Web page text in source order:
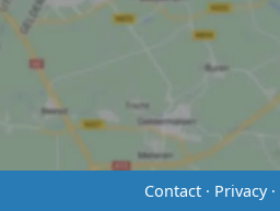
Contact· Privacy·